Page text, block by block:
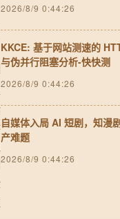
2026/8/9 0:44:26
KKCE: 基于网站测速的
与伪并行阻塞分析-快快测
2026/8/9 0:44:26
自媒体入局 AI 短剧，知漫
产难题
2026/8/9 0:44:26